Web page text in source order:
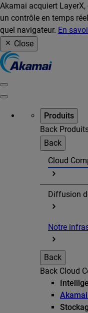
Akamai acquiert
un contrôle en temps
quel navigateur. En
Close
Produits
Back
Back
Cloud
Diffusion
Notre
Back
Back Cloud